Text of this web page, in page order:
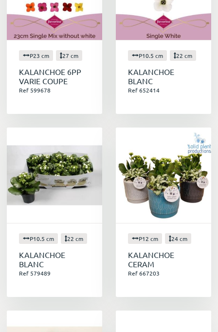
P23 cm 27 cm
KALANCHOE 6PP
VARIE COUPE
Ref 599678
P10.5 cm 22 cm
KALANCHOE
BLANC
Ref 652414
P10.5 cm 22 cm
KALANCHOE
BLANC
Ref 579489
P12 cm 24 cm
KALANCHOE
CERAM
Ref 667203